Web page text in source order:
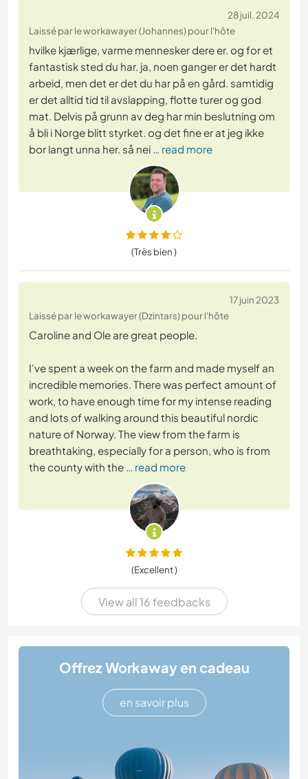
28 juil. 2024
Laissé par le workawayer (Johannes) pour l'hôte
hvilke kjærlige, varme mennesker dere er. og for et
fantastisk sted du har. ja, noen ganger er det hardt
arbeid, men det er det du har på en gård. samtidig
er det alltid tid til avslapping, flotte turer og god
mat. Delvis på grunn av deg har min beslutning om
å bli i Norge blitt styrket. og det fine er at jeg ikke
bor langt unna her. så nei … read more
(Très bien )
17 juin 2023
Laissé par le workawayer (Dzintars) pour l'hôte
Caroline and Ole are great people.
I've spent a week on the farm and made myself an
incredible memories. There was perfect amount of
work, to have enough time for my intense reading
and lots of walking around this beautiful nordic
nature of Norway. The view from the farm is
breathtaking, especially for a person, who is from
the county with the … read more
(Excellent )
View all 16 feedbacks
Offrez Workaway en cadeau
en savoir plus